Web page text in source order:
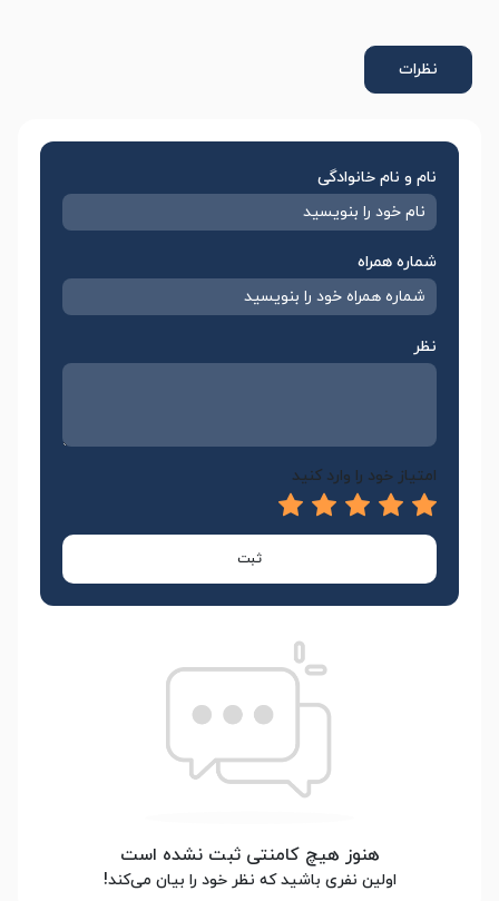
نظرات
نام و نام خانوادگی
شماره همراه
نظر
امتیاز خود را وارد کنید
ثبت
هنوز هیچ کامنتی ثبت نشده است
اولین نفری باشید که نظر خود را بیان می‌کند!